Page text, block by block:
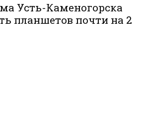
Усть-Каменогорска
планшетов почти на 2